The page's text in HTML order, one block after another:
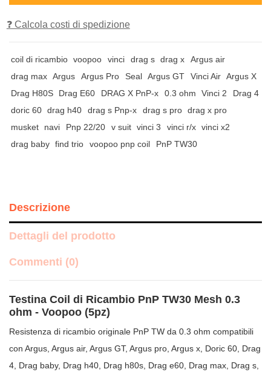
❓ Calcola costi di spedizione
coil di ricambio voopoo vinci drag s drag x
Argus air
drag max Argus Argus Pro Seal Argus GT Vinci Air Argus X
Drag H80S
Drag E60 DRAG X PnP-x 0.3 ohm Vinci 2
Drag 4
doric 60 drag h40 drag s Pnp-x drag s pro drag x pro
musket
navi Pnp 22/20 v suit vinci 3 vinci r/x vinci x2
drag baby find trio voopoo pnp coil PnP TW30
Descrizione
Dettagli del prodotto
Commenti (0)
Testina Coil di Ricambio PnP TW30 Mesh 0.3
ohm - Voopoo (5pz)
Resistenza di ricambio originale PnP TW da 0.3 ohm compatibili
con Argus, Argus air, Argus GT, Argus pro, Argus x, Doric 60, Drag
4, Drag baby, Drag h40, Drag h80s, Drag e60, Drag max, Drag s,